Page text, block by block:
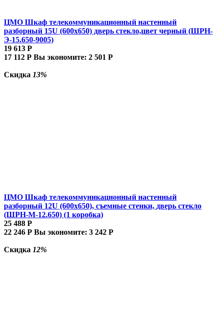
ЦМО Шкаф телекоммуникационный настенный
разборный 15U (600х650) дверь стекло,цвет черный (ШРН-
Э-15.650-9005)
19 613 Р
17 112 Р Вы экономите: 2 501 Р
Скидка 13%
ЦМО Шкаф телекоммуникационный настенный
разборный 12U (600х650), съемные стенки, дверь стекло
(ШРН-М-12.650) (1 коробка)
25 488 Р
22 246 Р Вы экономите: 3 242 Р
Скидка 12%